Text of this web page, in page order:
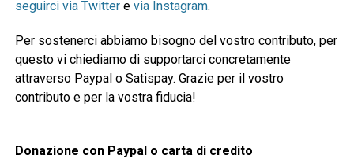
seguirci via Twittere via Instagram.
Per sostenerci abbiamo bisogno del vostro contributo, per
questo vi chiediamo di supportarci concretamente
attraverso Paypal o Satispay. Grazie per il vostro
contributo e per la vostra fiducia!
Donazione con Paypal o carta di credito